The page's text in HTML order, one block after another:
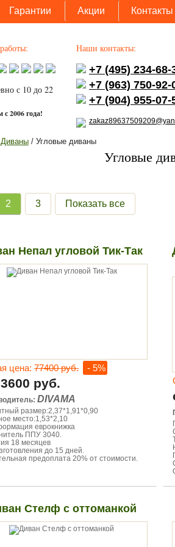
Гарантии Акции Контакты
с 10 до 22
с 2006 года!
Наши контакты:
+7 (495) 234-68-
+7 (963) 750-92-
+7 (904) 955-07-
Диваны / Угловые диваны
Угловые
2 3 Показать все
Непал угловой Тик-Так
цена: 77400 руб. - 5%
руб.
DIVAMA
размер:2,37*1,91*0,90
место:1,53*2,10
еврокнижка
ППУ 3040.
18 месяцев
до 15 дней.
предоплата 20% от стоимости.
Стелф с оттоманкой